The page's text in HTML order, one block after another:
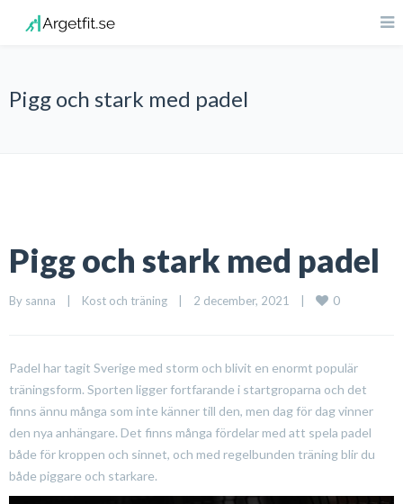
Pigg och stark med padel
Pigg och stark med padel
By sanna Kost och träning 2 december, 2021 0
Padel har tagit Sverige med storm och blivit en enormt populär
träningsform. Sporten ligger fortfarande i startgroparna och det
finns ännu många som inte känner till den, men dag för dag vinner
den nya anhängare. Det finns många fördelar med att spela padel
både för kroppen och sinnet, och med regelbunden träning blir du
både piggare och starkare.